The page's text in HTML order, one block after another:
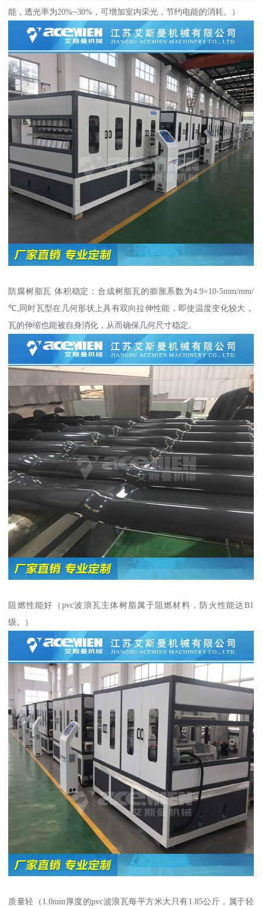
能，透光率为20%~30%，可增加室内采光，节约电能的消耗。）
防腐树脂瓦 体积稳定：合成树脂瓦的膨胀系数为4.9×10-5mm/mm/
℃,同时瓦型在几何形状上具有双向拉伸性能，即使温度变化较大，
瓦的伸缩也能被自身消化，从而确保几何尺寸稳定。
阻燃性能好（pvc波浪瓦主体树脂属于阻燃材料，防火性能达B1
级。）
质量轻（1.0mm厚度的pvc波浪瓦每平方米大只有1.85公斤，属于轻